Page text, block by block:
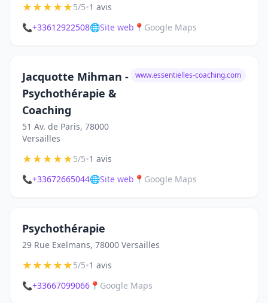
★★★★★5/5•1 avis
📞+33612922508🌐Site web 📍 Google Maps
Jacquotte Mihman -
Psychothérapie &
Coaching
51 Av. de Paris, 78000
Versailles
www.essentielles-coaching.com
★★★★★5/5•1 avis
📞+33672665044🌐Site web 📍 Google Maps
Psychothérapie
29 Rue Exelmans, 78000 Versailles
★★★★★5/5•1 avis
📞+33667099066 📍 Google Maps